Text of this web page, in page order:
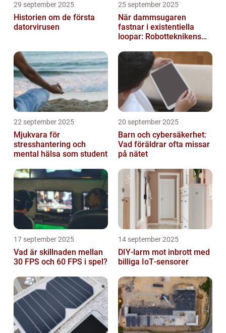
29 september 2025
Historien om de första
datorvirusen
25 september 2025
När dammsugaren
fastnar i existentiella
loopar: Robotteknikens
22 september 2025
Mjukvara för
stresshantering och
mental hälsa som student
20 september 2025
Barn och cybersäkerhet:
Vad föräldrar ofta missar
på nätet
17 september 2025
Vad är skillnaden mellan
30 FPS och 60 FPS i spel?
14 september 2025
DIY‑larm mot inbrott med
billiga IoT‑sensorer